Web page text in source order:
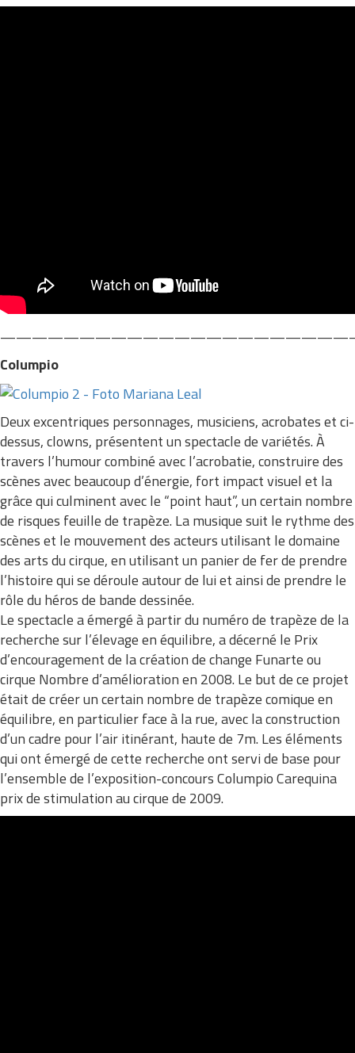
Columpio
Deux excentriques personnages, musiciens, acrobates et ci-
dessus, clowns, présentent un spectacle de variétés. À
travers l’humour combiné avec l’acrobatie, construire des
scènes avec beaucoup d’énergie, fort impact visuel et la
grâce qui culminent avec le “point haut”, un certain nombre
de risques feuille de trapèze. La musique suit le rythme des
scènes et le mouvement des acteurs utilisant le domaine
des arts du cirque, en utilisant un panier de fer de prendre
l’histoire qui se déroule autour de lui et ainsi de prendre le
rôle du héros de bande dessinée.
Le spectacle a émergé à partir du numéro de trapèze de la
recherche sur l’élevage en équilibre, a décerné le Prix
d’encouragement de la création de change Funarte ou
cirque Nombre d’amélioration en 2008. Le but de ce projet
était de créer un certain nombre de trapèze comique en
équilibre, en particulier face à la rue, avec la construction
d’un cadre pour l’air itinérant, haute de 7m. Les éléments
qui ont émergé de cette recherche ont servi de base pour
l’ensemble de l’exposition-concours Columpio Carequina
prix de stimulation au cirque de 2009.